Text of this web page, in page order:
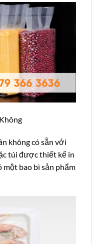
không có sẵn với
túi được thiết kế in
một bao bì sản phẩm